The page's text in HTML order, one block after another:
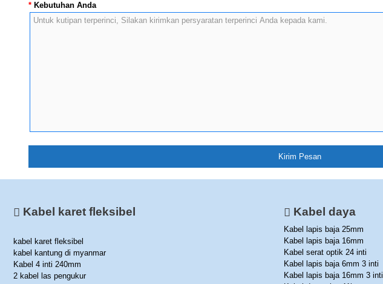
* Kebutuhan Anda
Kabel karet fleksibel
kabel karet fleksibel
kabel kantung di myanmar
Kabel 4 inti 240mm
2 kabel las pengukur
Kabel daya
Kabel lapis baja 25mm
Kabel lapis baja 16mm
Kabel serat optik 24 inti
Kabel lapis baja 6mm 3 inti
Kabel lapis baja 16mm 3 inti